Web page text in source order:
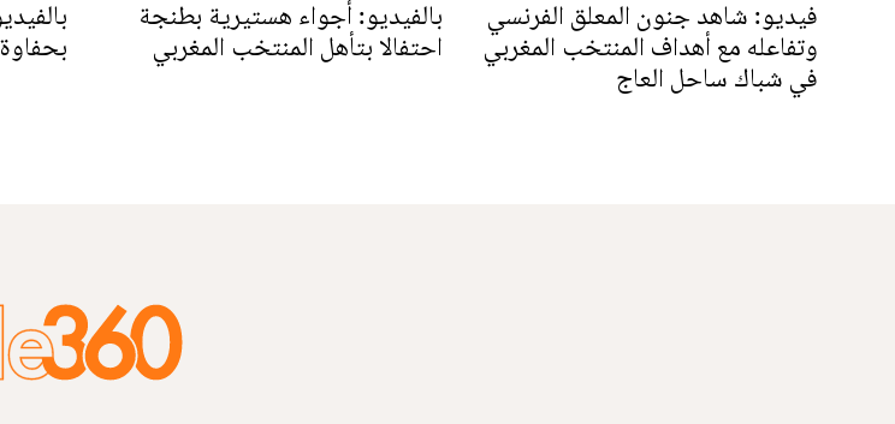
فيديو: شاهد جنون المعلق الفرنسي
وتفاعله مع أهداف المنتخب المغربي
في شباك ساحل العاج
بالفيديو: أجواء هستيرية بطنجة
احتفالا بتأهل المنتخب المغربي